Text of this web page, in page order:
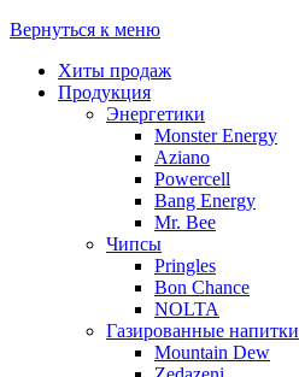
Вернуться к меню
Хиты продаж
Продукция
Энергетики
Monster Energy
Aziano
Powercell
Bang Energy
Mr. Bee
Чипсы
Pringles
Bon Chance
NOLTA
Газированные напитки
Mountain Dew